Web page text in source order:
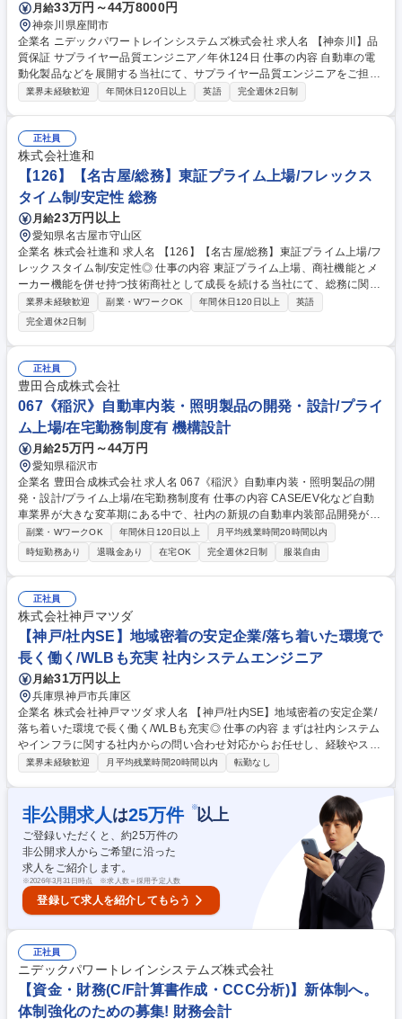
月給33万円～44万8000円
神奈川県座間市
企業名 ニデックパワートレインシステムズ株式会社 求人名 【神奈川】品
質保証 サプライヤー品質エンジニア／年休124日 仕事の内容 自動車の電
動化製品などを展開する当社にて、サプライヤー品質エンジニアをご担
当。電動ポンプやアクチュエーターなどの新機種立ち上げにおける、部品
証業務移管や立ち上げ進捗管理 ■顧客監査対応等 【仕事の魅力】プロジェ
クトの初期段階から課題検証を行い、後工程での問題発生を防ぐ体制強化
の中核として活躍できます。残業は月5～10時間程度と働きやすい環境で
4日
業界未経験歓迎 年間休日120日以上 英語 完全週休2日制
正社員
株式会社進和
【126】【名古屋/総務】東証プライム上場/フレックス
タイム制/安定性 総務
月給23万円以上
愛知県名古屋市守山区
企業名 株式会社進和 求人名 【126】【名古屋/総務】東証プライム上場/フ
レックスタイム制/安定性◎ 仕事の内容 東証プライム上場、商社機能とメ
ーカー機能を併せ持つ技術商社として成長を続ける当社にて、総務に関す
る業務をお任せします。 【詳細】■社有車管理業務（リース契約対応、納
期管理、アルコールチェックシステム管理など）■各種請求書対応（事務
処理）■社内イベント対応■庶務業務【当社について】■主要顧客は大手完
成車メーカーなど各産業を代表する企業です。自動車以外にも電機、半導
体、化学など多彩なお客様との取引があるため、景気に左右されにくく安
定した経営基盤があります。ここ数年は増収増益、成長を続けています。
募集職種 【126】【名古屋/総務】東証プライム上場/フレックスタイム制/
安定性◎
業界未経験歓迎 副業・WワークOK 年間休日120日以上
英語
完全週休2日制
正社員
豊田合成株式会社
067《稲沢》自動車内装・照明製品の開発・設計/プライ
ム上場/在宅勤務制度有 機構設計
月給25万円～44万円
愛知県稲沢市
企業名 豊田合成株式会社 求人名 067《稲沢》自動車内装・照明製品の開
発・設計/プライム上場/在宅勤務制度有 仕事の内容 CASE/EV化など自動
車業界が大きな変革期にある中で、社内の新規の自動車内装部品開発が加
速しています。当社のIM技術部にて自動車内装・照明製品の製品開発・設
計を担当します。 【具体的な仕事内容】 ・製品企画、要素技術開発 ・構
造、及び設計検討（図面作成含む） ・製品の評価、解析 ・OEM、仕入先
等への企画提案（市場調査をしながらお客様と相談、提案できます） 募集
職種 067《稲沢》自動車内装・照明製品の開発・設計/プライム上場/在宅
勤務制度有
副業・WワークOK 年間休日120日以上
月平均残業時間20時間以内
時短勤務あり
退職金あり 在宅OK 完全週休2日制 服装自由
正社員
株式会社神戸マツダ
【神戸/社内SE】地域密着の安定企業/落ち着いた環境で
長く働く/WLBも充実 社内システムエンジニア
月給31万円以上
兵庫県神戸市兵庫区
企業名 株式会社神戸マツダ 求人名 【神戸/社内SE】地域密着の安定企業/
落ち着いた環境で長く働く/WLBも充実◎ 仕事の内容 まずは社内システム
やインフラに関する社内からの問い合わせ対応からお任せし、経験やスキ
ルに応じて徐々に開発案件などにも関わっていただきます。 【開発システ
ており、各車種にメーカーの営業用システムがあります。それらを同社営
業が使用しやすいように一元管理できるシステムの開発をお願いいたしま
す。※この他にも、各現場からシステム開発の要望が挙がってくるため役
員と相談しながら優劣をつけてシステムの企画～開発いただくこととなり
ます。《開発環境》OS：windows/Linux/言語：Python/PHP 募集職種
【神戸/社内SE】地域密着の安定企業/落ち着いた環境で長く働く/WLBも充
実◎
業界未経験歓迎 月平均残業時間20時間以内 転勤なし
非公開求人 は25万件 ※以上
ご登録いただくと、約25万件の
非公開求人からご希望に沿った
求人をご紹介します。
※2026年3月31日時点 ※求人数＝採用予定人数
登録して求人を紹介してもらう
正社員
ニデックパワートレインシステムズ株式会社
【資金・財務(C/F計算書作成・CCC分析)】新体制へ。
体制強化のための募集! 財務会計